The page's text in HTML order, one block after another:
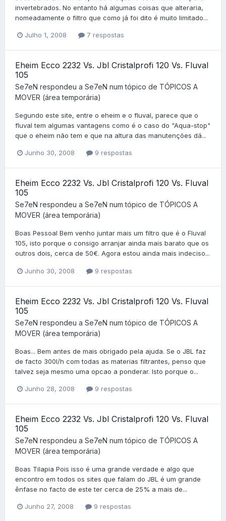
invertebrados. No entanto há algumas coisas que alteraria,
nomeadamente o filtro que como já foi dito é muito limitado...
Julho 1, 2008 7 respostas
Eheim Ecco 2232 Vs. Jbl Cristalprofi 120 Vs. Fluval
105
Se7eN respondeu a Se7eN num tópico de TÓPICOS A
MOVER (área temporária)
Segundo este site, entre o eheim e o fluval, parece que o
fluval tem algumas vantagens como é o caso do "Aqua-stop"
que o eheim não tem e que na altura das manutenções dá...
Junho 30, 2008 9 respostas
Eheim Ecco 2232 Vs. Jbl Cristalprofi 120 Vs. Fluval
105
Se7eN respondeu a Se7eN num tópico de TÓPICOS A
MOVER (área temporária)
Boas Pessoal Bem venho juntar mais um filtro que é o Fluval
105, isto porque o consigo arranjar ainda mais barato que os
outros dois, cerca de 50€. Agora estou ainda mais indeciso...
Junho 30, 2008 9 respostas
Eheim Ecco 2232 Vs. Jbl Cristalprofi 120 Vs. Fluval
105
Se7eN respondeu a Se7eN num tópico de TÓPICOS A
MOVER (área temporária)
Boas... Bem antes de mais obrigado pela ajuda. Se o JBL faz
de facto 300l/h com todas as materias filtrantes, penso que
talvez seja mesmo uma opcao a ponderar. Isto porque o...
Junho 28, 2008 9 respostas
Eheim Ecco 2232 Vs. Jbl Cristalprofi 120 Vs. Fluval
105
Se7eN respondeu a Se7eN num tópico de TÓPICOS A
MOVER (área temporária)
Boas Tilapia Pois isso é uma grande verdade e algo que
encontro em todos os sites que falam do JBL é um grande
ênfase no facto de este ter cerca de 25% a mais de...
Junho 27, 2008 9 respostas